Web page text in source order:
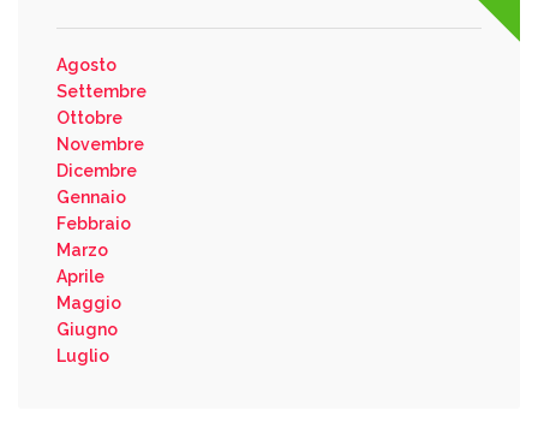
Agosto
Settembre
Ottobre
Novembre
Dicembre
Gennaio
Febbraio
Marzo
Aprile
Maggio
Giugno
Luglio